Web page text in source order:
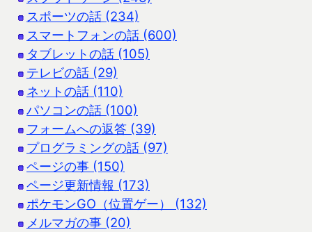
スポーツの話 (234)
スマートフォンの話 (600)
タブレットの話 (105)
テレビの話 (29)
ネットの話 (110)
パソコンの話 (100)
フォームへの返答 (39)
プログラミングの話 (97)
ページの事 (150)
ページ更新情報 (173)
ポケモンGO（位置ゲー） (132)
メルマガの事 (20)